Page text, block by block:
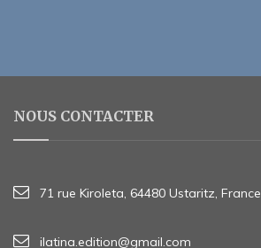
NOUS CONTACTER
71 rue Kiroleta, 64480 Ustaritz, France
ilatina.edition@gmail.com